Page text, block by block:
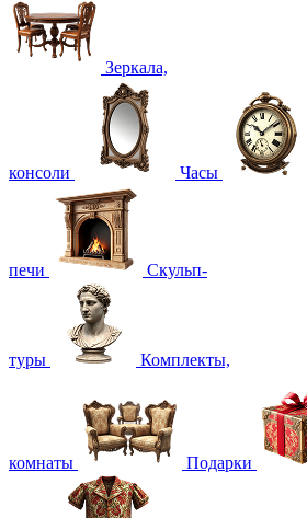
Зеркала,
консоли Часы
печи Скульп-
туры Комплекты,
комнаты Подарки